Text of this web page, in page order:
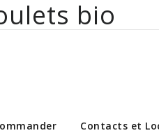
bio
et
Contacts et